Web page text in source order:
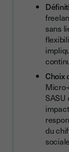
Trouver des
Comment
Fixer ses
Fidéliser
terme
Les outils
Les outils
Les outils
Les outils
sans
Choix
du